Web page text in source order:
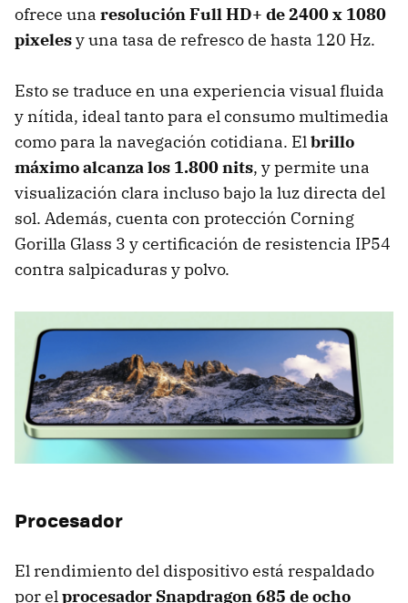
ofrece una resolución Full HD+ de 2400 x 1080
pixelesy una tasa de refresco de hasta 120 Hz.
Esto se traduce en una experiencia visual fluida
y nítida, ideal tanto para el consumo multimedia
como para la navegación cotidiana. Elbrillo
máximo alcanza los 1.800 nits, y permite una
visualización clara incluso bajo la luz directa del
sol. Además, cuenta con protección Corning
Gorilla Glass 3 y certificación de resistencia IP54
contra salpicaduras y polvo.
Procesador
El rendimiento del dispositivo está respaldado
por elprocesador Snapdragon 685 de ocho